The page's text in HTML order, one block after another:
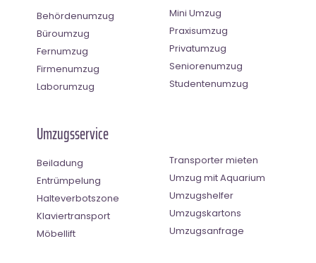
Behördenumzug
Büroumzug
Fernumzug
Firmenumzug
Laborumzug
Mini Umzug
Praxisumzug
Privatumzug
Seniorenumzug
Studentenumzug
Umzugsservice
Beiladung
Entrümpelung
Halteverbotszone
Klaviertransport
Möbellift
Transporter mieten
Umzug mit Aquarium
Umzugshelfer
Umzugskartons
Umzugsanfrage